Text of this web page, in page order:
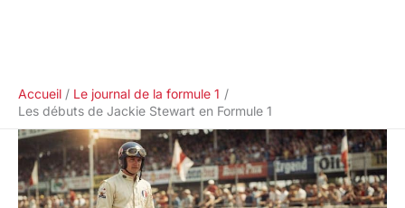
Accueil
Le journal de la formule 1
Les débuts de Jackie Stewart en Formule 1